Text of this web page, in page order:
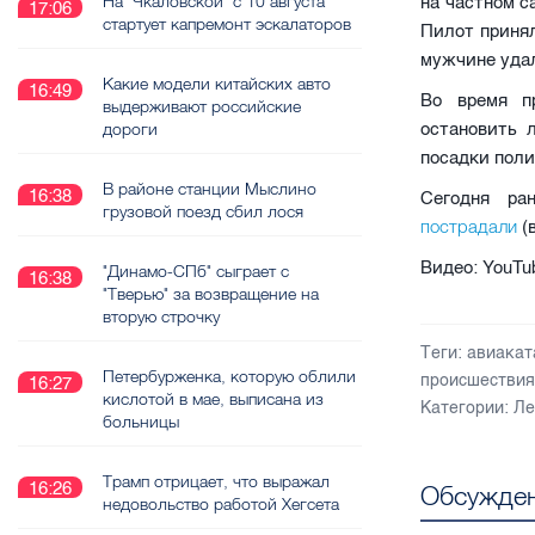
Пилот
мужчине
Во время
остановить
посадки
Сегодня
пострадали
Видео:
Теги:
Категории:
17:06
стартует капремонт эскалаторов
16:49
Какие модели китайских авто
выдерживают российские
дороги
16:38
В районе станции Мыслино
грузовой поезд сбил лося
16:38
"Динамо-СПб" сыграет с
"Тверью" за возвращение на
вторую строчку
16:27
Петербурженка, которую облили
кислотой в мае, выписана из
больницы
16:26
Трамп отрицает, что выражал
недовольство работой Хегсета